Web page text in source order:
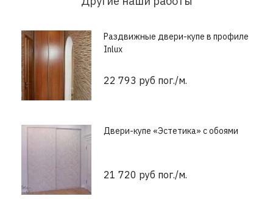
Раздвижные двери-купе в профиле
Inlux
22 793 руб пог./м.
Двери-купе «Эстетика» с обоями
21 720 руб пог./м.